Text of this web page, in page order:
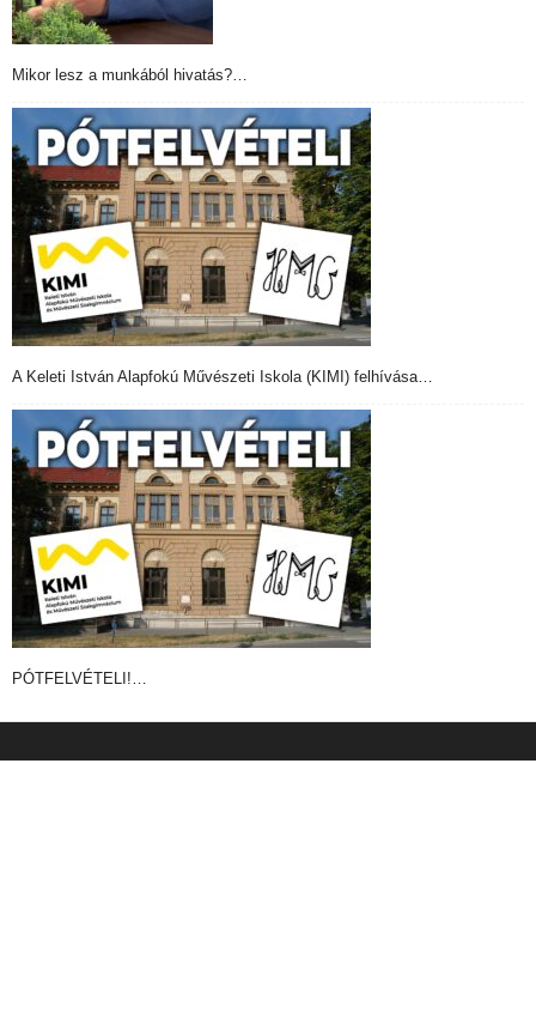
Mikor lesz a munkából hivatás?…
A Keleti István Alapfokú Művészeti Iskola (KIMI) felhívása…
PÓTFELVÉTELI!…